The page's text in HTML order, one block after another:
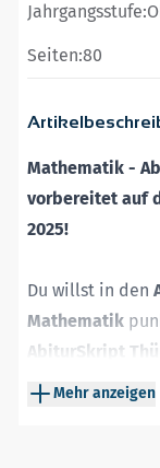
Mathematik -
vorbereitet auf
2025!
Du willst in den
Mathematik
AbiturSkript
kompakte
Mehr anzeigen
Jahrgangsstufe:
Seiten:80